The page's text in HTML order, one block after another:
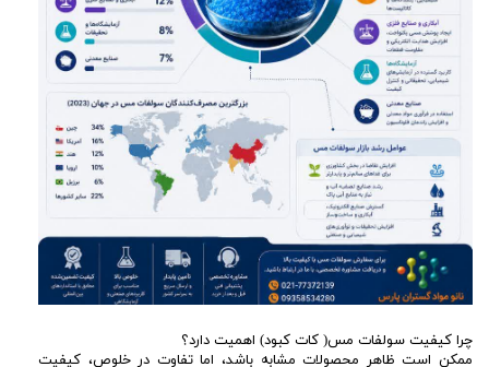
چرا کیفیت سولفات مس( کات کبود) اهمیت دارد؟
ممکن است ظاهر محصولات مشابه باشد، اما تفاوت در خلوص، کیفیت